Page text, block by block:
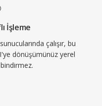
İşleme
çalışır, bu
dönüşümünüz yerel